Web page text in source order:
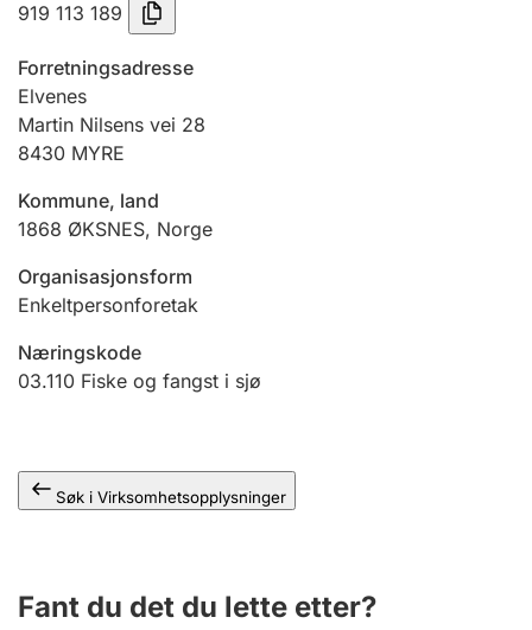
Tinglysing
Jeger
Betaling og jegeravgiftskort
Ektepaktveileder
919 113 189
Forretningsadresse
Elvenes
Martin Nilsens vei 28
8430 MYRE
Kommune, land
1868 ØKSNES, Norge
Organisasjonsform
Enkeltpersonforetak
Næringskode
03.110 Fiske og fangst i sjø
Søk i Virksomhetsopplysninger
Fant du det du lette etter?